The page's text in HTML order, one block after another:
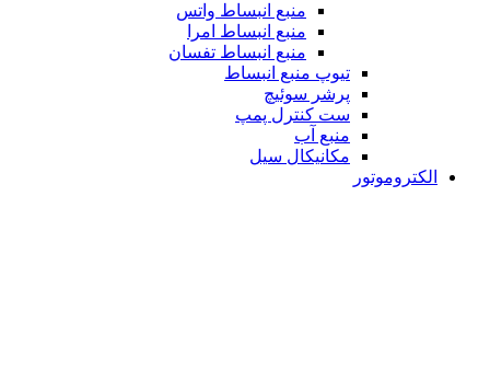
منبع انبساط واتس
منبع انبساط امرا
منبع انبساط تفسان
تیوپ منبع انبساط
پرشر سوئیچ
ست کنترل پمپ
منبع آب
مکانیکال سیل
الکتروموتور